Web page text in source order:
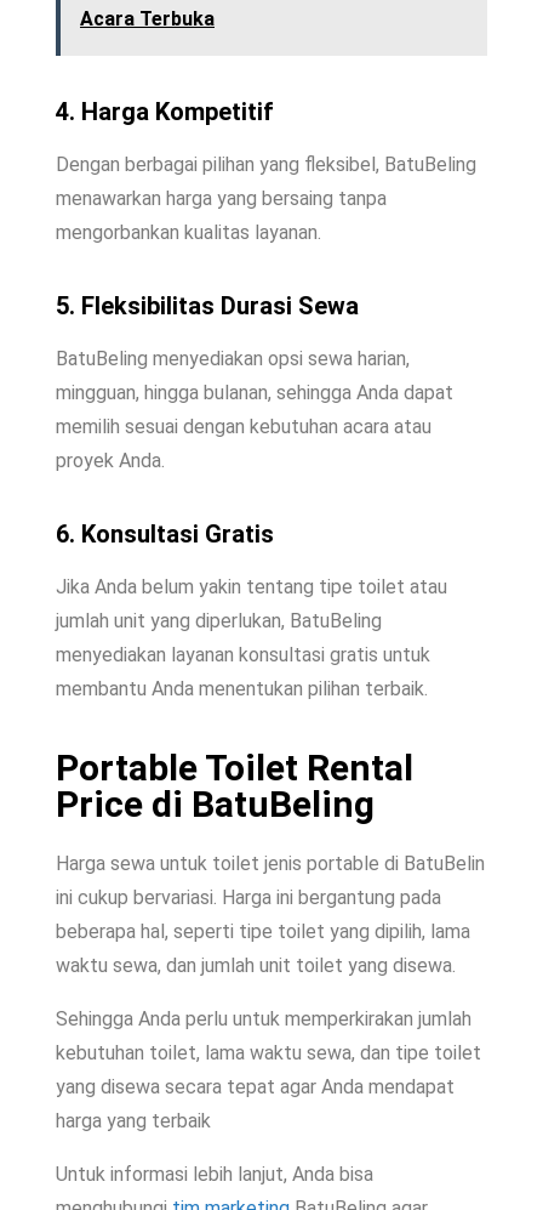
Acara Terbuka
4. Harga Kompetitif
Dengan berbagai pilihan yang fleksibel, BatuBeling
menawarkan harga yang bersaing tanpa
mengorbankan kualitas layanan.
5. Fleksibilitas Durasi Sewa
BatuBeling menyediakan opsi sewa harian,
mingguan, hingga bulanan, sehingga Anda dapat
memilih sesuai dengan kebutuhan acara atau
proyek Anda.
6. Konsultasi Gratis
Jika Anda belum yakin tentang tipe toilet atau
jumlah unit yang diperlukan, BatuBeling
menyediakan layanan konsultasi gratis untuk
membantu Anda menentukan pilihan terbaik.
Portable Toilet Rental
Price di BatuBeling
Harga sewa untuk toilet jenis portable di BatuBelin
ini cukup bervariasi. Harga ini bergantung pada
beberapa hal, seperti tipe toilet yang dipilih, lama
waktu sewa, dan jumlah unit toilet yang disewa.
Sehingga Anda perlu untuk memperkirakan jumlah
kebutuhan toilet, lama waktu sewa, dan tipe toilet
yang disewa secara tepat agar Anda mendapat
harga yang terbaik
Untuk informasi lebih lanjut, Anda bisa